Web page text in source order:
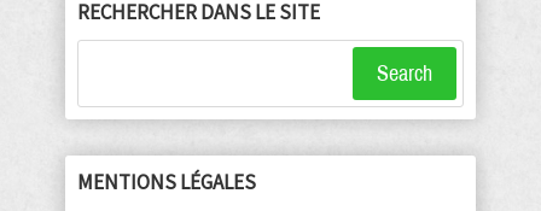
RECHERCHER DANS LE SITE
Search
MENTIONS LÉGALES